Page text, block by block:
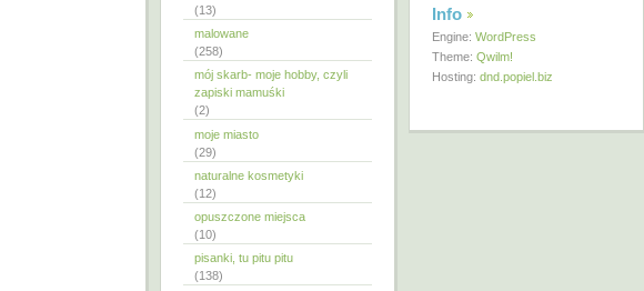
(13)
malowane
(258)
mój skarb- moje hobby, czyli
zapiski mamuśki
(2)
moje miasto
(29)
naturalne kosmetyki
(12)
opuszczone miejsca
(10)
pisanki, tu pitu pitu
(138)
Info
Engine: WordPress
Theme: Qwilm!
Hosting: dnd.popiel.biz